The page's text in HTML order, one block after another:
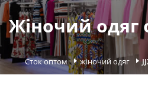
Жіночий одяг
Сток оптом жіночий одяг